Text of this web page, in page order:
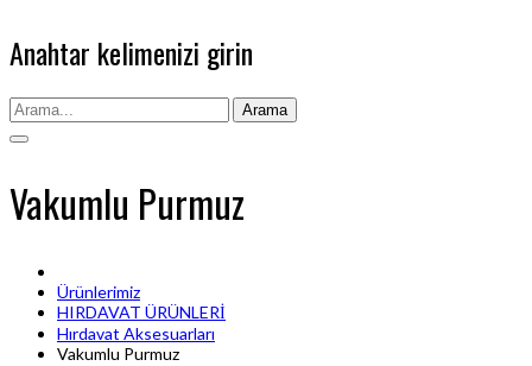
Anahtar kelimenizi girin
Arama
Vakumlu Purmuz
Ürünlerimiz
HIRDAVAT ÜRÜNLERİ
Hırdavat Aksesuarları
Vakumlu Purmuz